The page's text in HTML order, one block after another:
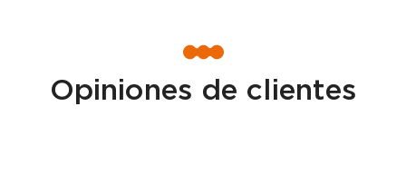
Opiniones de clientes